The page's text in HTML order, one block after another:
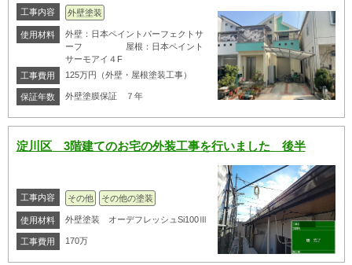
工事内容 外壁塗装
使用材料
外壁：日本ペイントパーフェクトサ
ーフ 屋根：日本ペイント
サーモアイ４F
工事費用
125万円（外壁・屋根塗装工事）
保証年数 外壁塗膜保証 ７年
淀川区 3階建てのお宅の外装工事を行いました 後半
工事内容 その他 その他の塗装
使用材料 外壁塗装 オーデフレッシュSi100Ⅲ
工事費用 170万